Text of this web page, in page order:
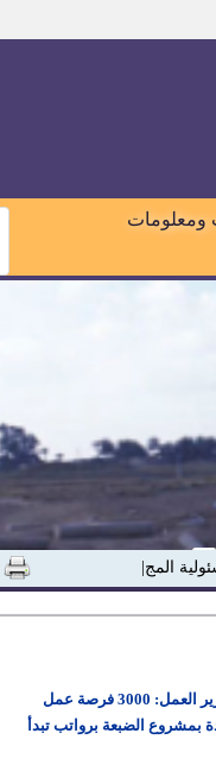
ومعلومات
المجتمعية"
وزير العمل: 3000 فرصة عمل
بمشروع الضبعة برواتب تبدأ